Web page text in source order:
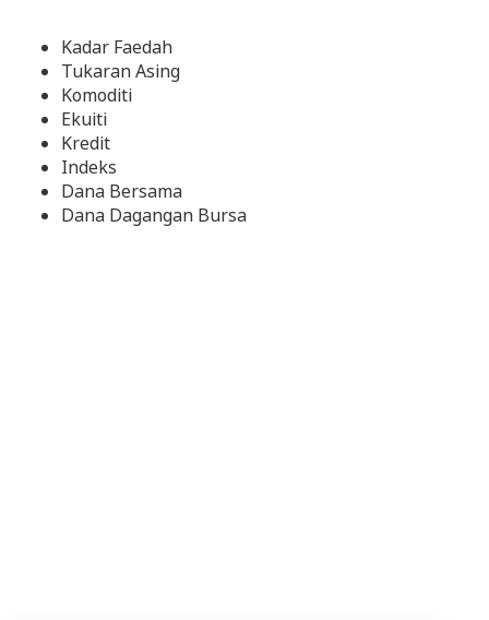
Kadar Faedah
Tukaran Asing
Komoditi
Ekuiti
Kredit
Indeks
Dana Bersama
Dana Dagangan Bursa